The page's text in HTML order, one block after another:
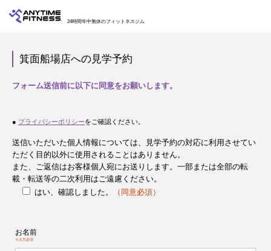
24時間年中無休のフィットネスジム
箕面船場店への見学予約
フォーム送信前に以下に同意をお願いします。
● プライバシーポリシーをご確認ください。
送信いただいた個人情報については、見学予約の対応に利用させてい
ただく目的以外に使用されることはありません。
また、ご返信はお客様個人宛にお送りします。一部または全部の転
載・転送等の二次利用はご遠慮ください。
はい、確認しました。
（同意必須）
お名前
※入力必須